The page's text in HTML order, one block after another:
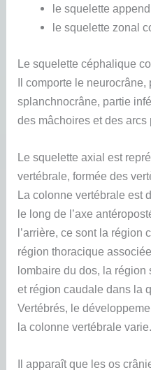
le squelette
le squelette zonal
Le squelette céphalique
Il comporte le neurocrâne,
splanchnocrâne, partie
des mâchoires et des
Le squelette axial est
vertébrale, formée des
La colonne vertébrale est
le long de l’axe
l’arrière, ce sont la région
région thoracique
lombaire du dos, la
et région caudale dans la
Vertébrés, le
la colonne vertébrale varie.
Il apparaît que les os